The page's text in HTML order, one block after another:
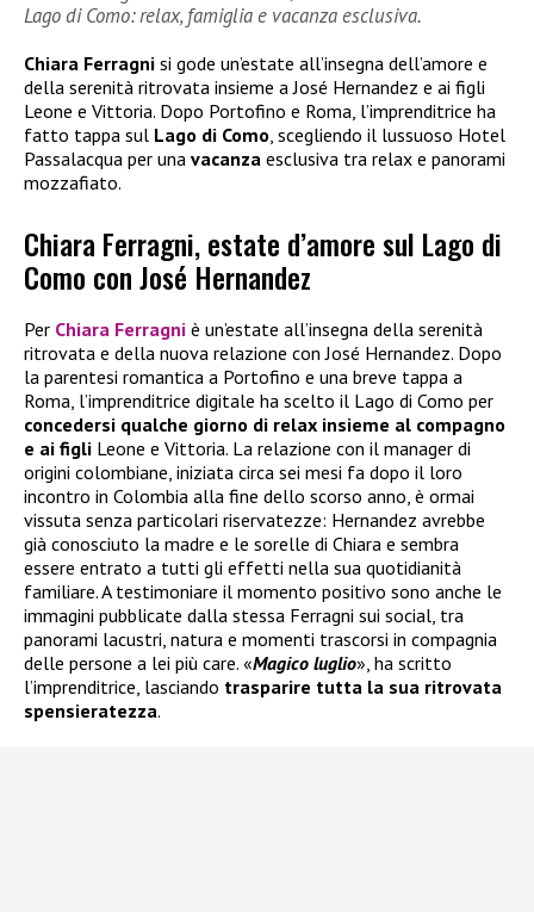
Lago di Como: relax, famiglia e vacanza esclusiva.
Chiara Ferragni si gode un’estate all’insegna dell’amore e
della serenità ritrovata insieme a José Hernandez e ai figli
Leone e Vittoria. Dopo Portofino e Roma, l’imprenditrice ha
fatto tappa sul Lago di Como, scegliendo il lussuoso Hotel
Passalacqua per una vacanza esclusiva tra relax e panorami
mozzafiato.
Chiara Ferragni, estate d’amore sul Lago di
Como con José Hernandez
Per Chiara Ferragni è un’estate all’insegna della serenità
ritrovata e della nuova relazione con José Hernandez. Dopo
la parentesi romantica a Portofino e una breve tappa a
Roma, l’imprenditrice digitale ha scelto il Lago di Como per
concedersi qualche giorno di relax insieme al compagno
e ai figli Leone e Vittoria. La relazione con il manager di
origini colombiane, iniziata circa sei mesi fa dopo il loro
incontro in Colombia alla fine dello scorso anno, è ormai
vissuta senza particolari riservatezze: Hernandez avrebbe
già conosciuto la madre e le sorelle di Chiara e sembra
essere entrato a tutti gli effetti nella sua quotidianità
familiare. A testimoniare il momento positivo sono anche le
immagini pubblicate dalla stessa Ferragni sui social, tra
panorami lacustri, natura e momenti trascorsi in compagnia
delle persone a lei più care. «Magico luglio», ha scritto
l’imprenditrice, lasciando trasparire tutta la sua ritrovata
spensieratezza.